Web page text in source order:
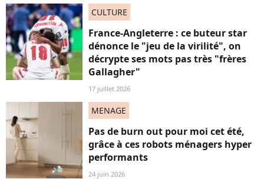
CULTURE
France-Angleterre : ce buteur star
dénonce le "jeu de la virilité", on
décrypte ses mots pas très "frères
Gallagher"
17 juillet 2026
MENAGE
Pas de burn out pour moi cet été,
grâce à ces robots ménagers hyper
performants
24 juin 2026